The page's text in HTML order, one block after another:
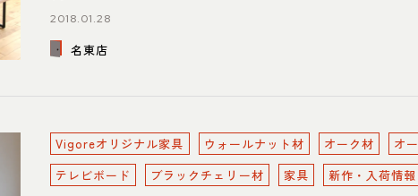
名東店
2018.01.28
Vigoreオリジナル家具 ウォールナット材 オーク材
オ
テレビボード
ブラックチェリー材 家具 新作・入荷情報